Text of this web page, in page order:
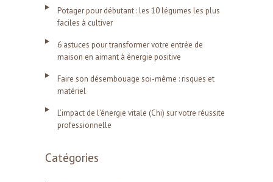
Potager pour débutant : les 10 légumes les plus
faciles à cultiver
6 astuces pour transformer votre entrée de
maison en aimant à énergie positive
Faire son désembouage soi-même : risques et
matériel
L’impact de l’énergie vitale (Chi) sur votre réussite
professionnelle
Catégories